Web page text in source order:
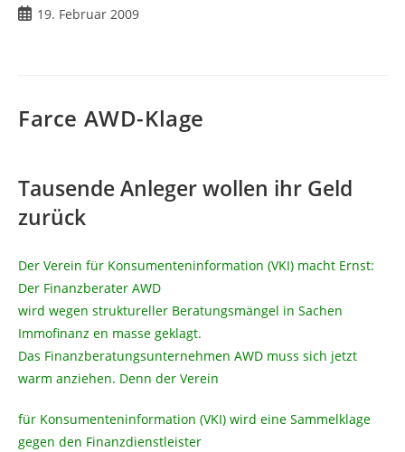
Beitrag19. Februar 2009
Farce AWD-Klage
Tausende Anleger wollen ihr Geld
zurück
Der Verein für Konsumenteninformation (VKI) macht Ernst:
Der Finanzberater AWD
wird wegen struktureller Beratungsmängel in Sachen
Immofinanz en masse geklagt.
Das Finanzberatungsunternehmen AWD muss sich jetzt
warm anziehen. Denn der Verein
für Konsumenteninformation (VKI) wird eine Sammelklage
gegen den Finanzdienstleister